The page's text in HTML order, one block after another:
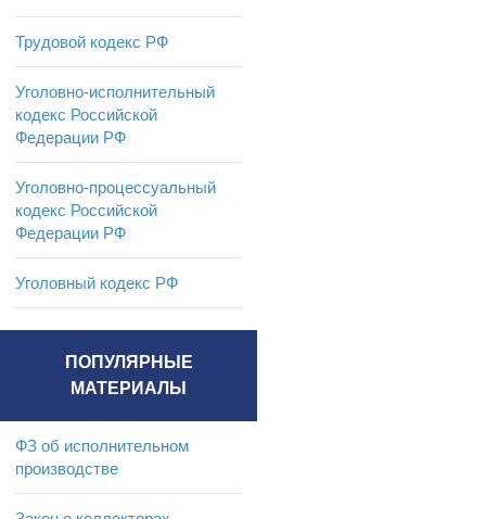
Трудовой кодекс РФ
Уголовно-исполнительный
кодекс Российской
Федерации РФ
Уголовно-процессуальный
кодекс Российской
Федерации РФ
Уголовный кодекс РФ
ПОПУЛЯРНЫЕ
МАТЕРИАЛЫ
ФЗ об исполнительном
производстве